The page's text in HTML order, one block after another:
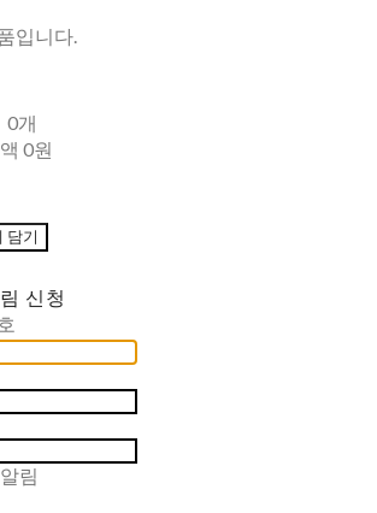
입니다.
0개
0원
담기
신청
림